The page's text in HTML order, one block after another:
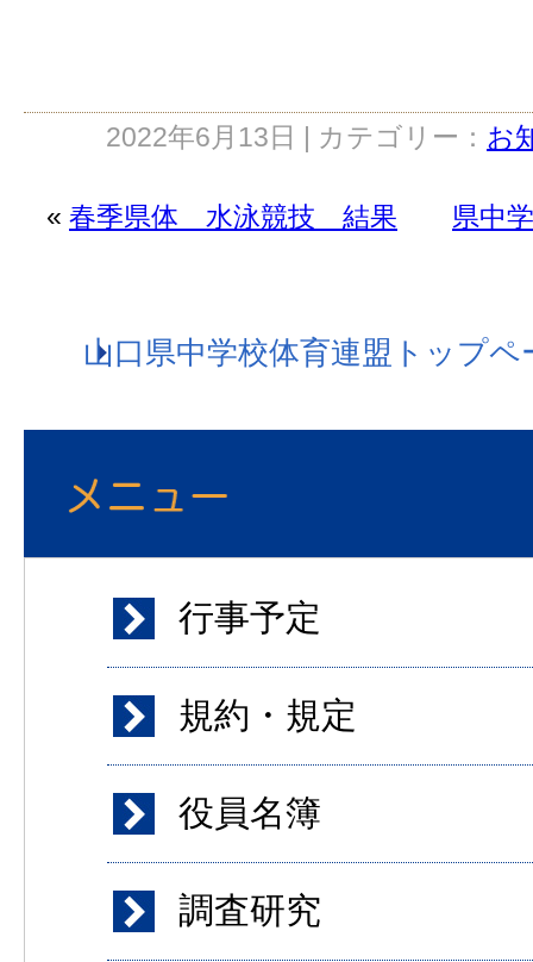
2022年6月13日 | カテゴリー： お
« 春季県体 水泳競技 結果 県中
山口県中学校体育連盟トップペ
行事予定
規約・規定
役員名簿
調査研究